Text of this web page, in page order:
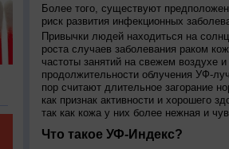
Более того, существуют
риск развития инфекционных
Привычки людей находиться на
роста случаев заболевания раком
частоты занятий на свежем воздухе
продолжительности облучения УФ-
пор считают длительное загорание
как признак активности и хорошего
так как кожа у них более нежная и
Что такое УФ-Индекс?